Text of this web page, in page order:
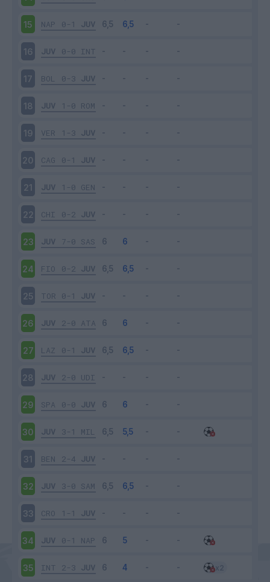
15 NAP 0-1 JUV
16 JUV 0-0 INT
17 BOL 0-3 JUV
18 JUV 1-0 ROM
19 VER 1-3 JUV
20 CAG 0-1 JUV
21 JUV 1-0 GEN
22 CHI 0-2 JUV
23 JUV 7-0 SAS
24 FIO 0-2 JUV
25 TOR 0-1 JUV
26 JUV 2-0 ATA
27 LAZ 0-1 JUV
28 JUV 2-0 UDI
29 SPA 0-0 JUV
30 JUV 3-1 MIL
31 BEN 2-4 JUV
32 JUV 3-0 SAM
33 CRO 1-1 JUV
34 JUV 0-1 NAP
35 INT 2-3 JUV